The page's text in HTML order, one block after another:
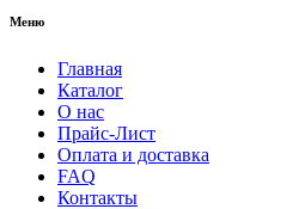
Меню
Главная
Каталог
О нас
Прайс-Лист
Оплата и доставка
FAQ
Контакты